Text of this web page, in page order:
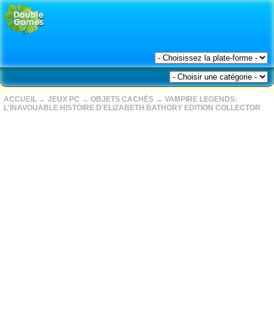
ACCUEIL → JEUX PC → OBJETS CACHÉS → VAMPIRE LEGENDS:
L'INAVOUABLE HISTOIRE D'ELIZABETH BATHORY EDITION COLLECTOR